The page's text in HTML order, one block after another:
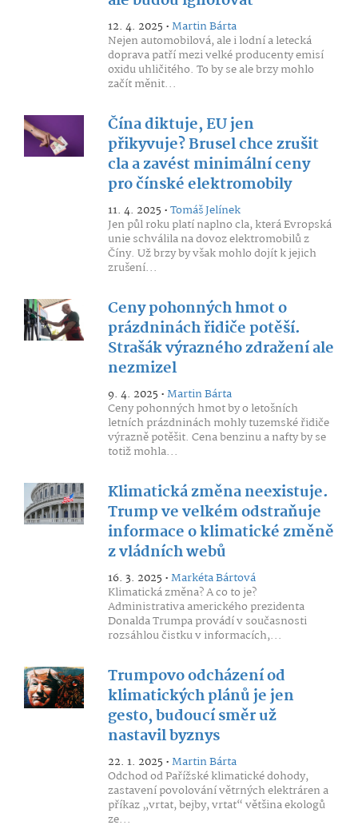
12. 4. 2025 •Martin Bárta
Nejen automobilová, ale i lodní a letecká
doprava patří mezi velké producenty emisí
oxidu uhličitého. To by se ale brzy mohlo
začít měnit...
Čína diktuje, EU jen
přikyvuje? Brusel chce zrušit
cla a zavést minimální ceny
pro čínské elektromobily
11. 4. 2025 •Tomáš Jelínek
Jen půl roku platí naplno cla, která Evropská
unie schválila na dovoz elektromobilů z
Číny. Už brzy by však mohlo dojít k jejich
zrušení...
Ceny pohonných hmot o
prázdninách řidiče potěší.
Strašák výrazného zdražení ale
nezmizel
9. 4. 2025 •Martin Bárta
Ceny pohonných hmot by o letošních
letních prázdninách mohly tuzemské řidiče
výrazně potěšit. Cena benzinu a nafty by se
totiž mohla...
Klimatická změna neexistuje.
Trump ve velkém odstraňuje
informace o klimatické změně
z vládních webů
16. 3. 2025 •Markéta Bártová
Klimatická změna? A co to je?
Administrativa amerického prezidenta
Donalda Trumpa provádí v současnosti
rozsáhlou čistku v informacích,...
Trumpovo odcházení od
klimatických plánů je jen
gesto, budoucí směr už
nastavil byznys
22. 1. 2025 •Martin Bárta
Odchod od Pařížské klimatické dohody,
zastavení povolování větrných elektráren a
příkaz „vrtat, bejby, vrtat“ většina ekologů
ze...